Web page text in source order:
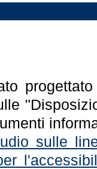
sulle